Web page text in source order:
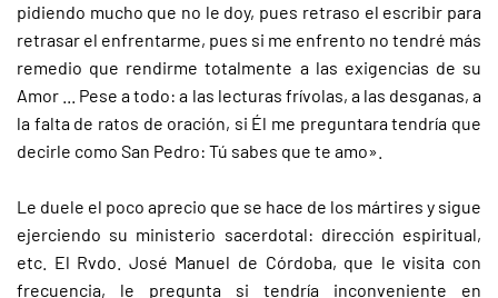
pidiendo mucho que no le doy, pues retraso el escribir para
retrasar el enfrentarme, pues si me enfrento no tendré más
remedio que rendirme totalmente a las exigencias de su
Amor ... Pese a todo: a las lecturas frívolas, a las desganas, a
la falta de ratos de oración, si Él me preguntara tendría que
decirle como San Pedro: Tú sabes que te amo».
Le duele el poco aprecio que se hace de los mártires y sigue
ejerciendo su ministerio sacerdotal: dirección espiritual,
etc. El Rvdo. José Manuel de Córdoba, que le visita con
frecuencia, le pregunta si tendría inconveniente en